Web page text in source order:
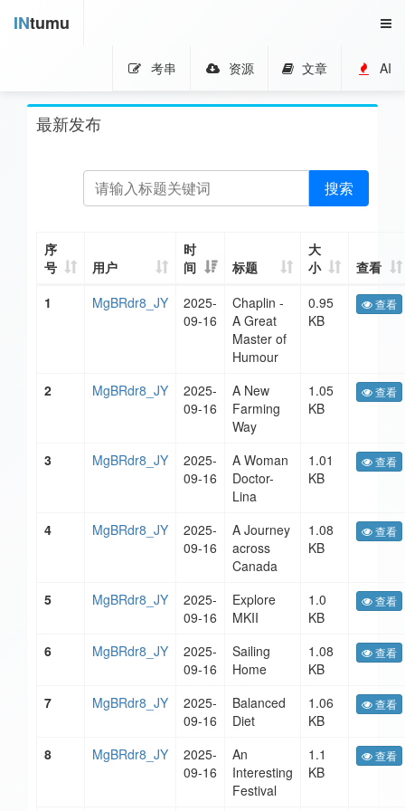
INtumu
考串 资源 文章 AI
最新发布
搜索
序
号
用户
时
间
标题
大
小
查看
1
MgBRdr8_JY
2025-
09-16
Chaplin -
A Great
Master of
Humour
0.95
KB
查看
2 MgBRdr8_JY
2025-
09-16
A New
Farming
Way
1.05
KB
查看
3 MgBRdr8_JY
2025-
09-16
A Woman
Doctor-
Lina
1.01
KB
查看
4 MgBRdr8_JY
2025-
09-16
A Journey
across
Canada
1.08
KB
查看
5 MgBRdr8_JY
2025-
09-16
Explore
MKII
1.0
KB
查看
6 MgBRdr8_JY
2025-
09-16
Sailing
Home
1.08
KB
查看
7 MgBRdr8_JY
2025-
09-16
Balanced
Diet
1.06
KB
查看
8 MgBRdr8_JY
2025-
09-16
An
Interesting
Festival
1.1
KB
查看